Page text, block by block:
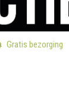
Gratis bezorging